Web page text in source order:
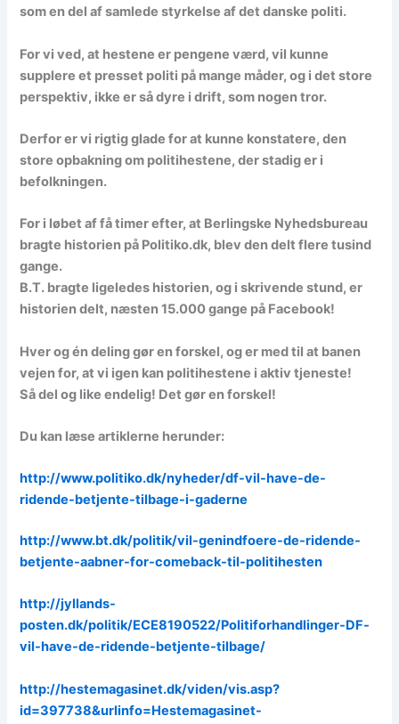
som en del af samlede styrkelse af det danske politi.
For vi ved, at hestene er pengene værd, vil kunne
supplere et presset politi på mange måder, og i det store
perspektiv, ikke er så dyre i drift, som nogen tror.
Derfor er vi rigtig glade for at kunne konstatere, den
store opbakning om politihestene, der stadig er i
befolkningen.
For i løbet af få timer efter, at Berlingske Nyhedsbureau
bragte historien på Politiko.dk, blev den delt flere tusind
gange.
B.T. bragte ligeledes historien, og i skrivende stund, er
historien delt, næsten 15.000 gange på Facebook!
Hver og én deling gør en forskel, og er med til at banen
vejen for, at vi igen kan politihestene i aktiv tjeneste!
Så del og like endelig! Det gør en forskel!
Du kan læse artiklerne herunder:
http://www.politiko.dk/nyheder/df-vil-have-de-
ridende-betjente-tilbage-i-gaderne
http://www.bt.dk/politik/vil-genindfoere-de-ridende-
betjente-aabner-for-comeback-til-politihesten
http://jyllands-
posten.dk/politik/ECE8190522/Politiforhandlinger-DF-
vil-have-de-ridende-betjente-tilbage/
http://hestemagasinet.dk/viden/vis.asp?
id=397738&urlinfo=Hestemagasinet-